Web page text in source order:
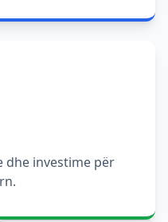
investime për